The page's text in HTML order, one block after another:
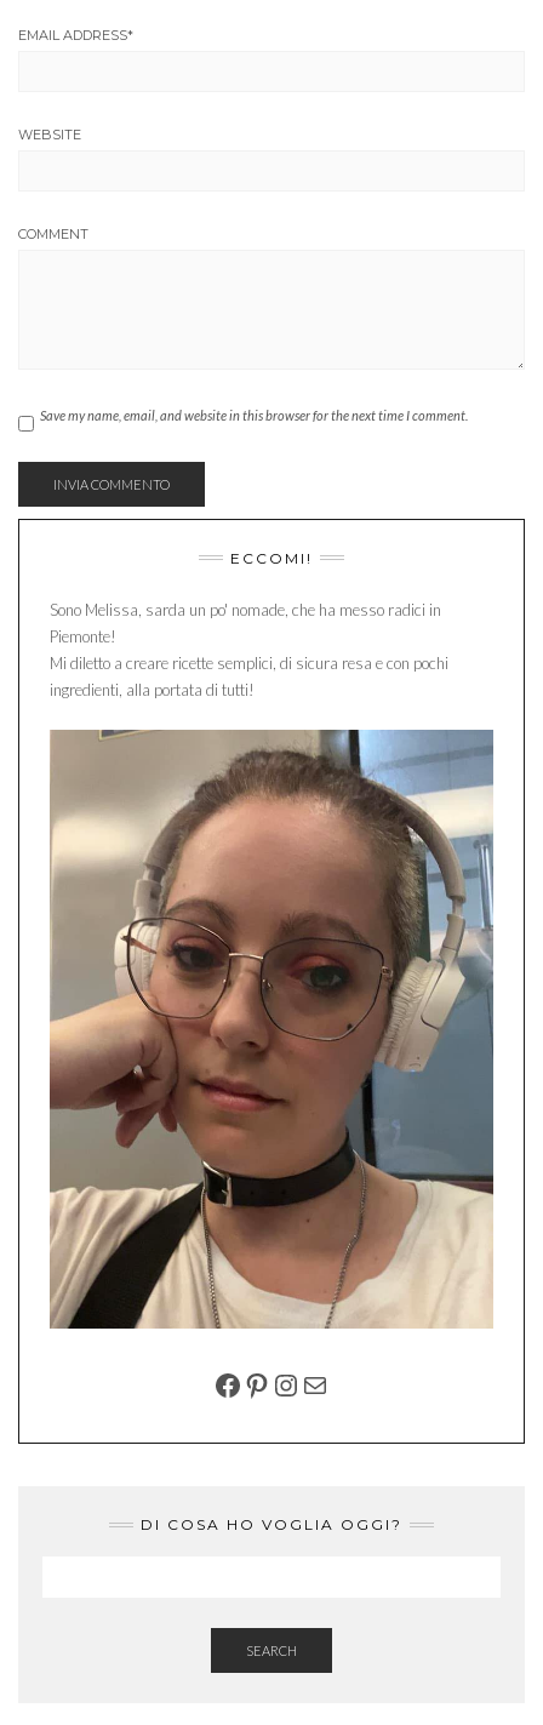
EMAIL ADDRESS*
WEBSITE
COMMENT
Save my name, email, and website in this browser for the next time I comment.
ECCOMI!
Sono Melissa, sarda un po' nomade, che ha messo radici in
Piemonte!
Mi diletto a creare ricette semplici, di sicura resa e con pochi
ingredienti, alla portata di tutti!
FACEBOOK
PINTEREST
INSTAGRAM
EMAIL
DI COSA HO VOGLIA OGGI?
SEARCH